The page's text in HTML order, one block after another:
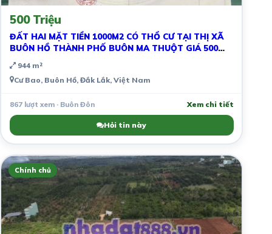
500 Triệu
ĐẤT HAI MẶT TIỀN 1000M2 CÓ THỔ CƯ TẠI THỊ XÃ
BUÔN HỒ THÀNH PHỐ BUÔN MA THUỘT GIÁ 500
944 m²
Cư Bao, Buôn Hồ, Đắk Lắk, Việt Nam
867 lượt xem · Buôn Đôn Xem chi tiết
Hỏi tin này
Chính chủ